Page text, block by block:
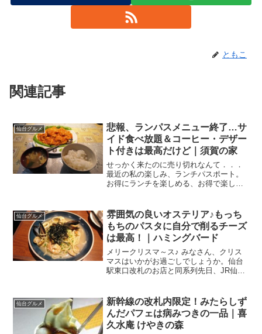
ともこ
関連記事
仙台グルメ
悲報、ランパスメニュー終了…サ
イド食べ放題＆コーヒー・デザー
ト付きは最高だけど｜須賀の家
せっかく来たのに売り切れなんて．．．
最近の私の楽しみ、ランチパスポート。
お得にランチを楽しめる、お得で楽しい
のが楽しいの。そんな、とある平日にラ
ンチタイム、11:50...
仙台グルメ
雰囲気の良いオステリア♪もっち
もちのパスタに自分で削るチーズ
は最高！｜ハミングバード
メリークリスマ～ス♪ みなさん、クリス
マスはいかがお過ごしでしょうか。仙台
駅東口改札のお店と同系列先日、JR仙台
さんでランチをいただきました。ここの
パスタが、太麺．．．...
仙台グルメ
新幹線の改札内限定！みたらしず
んだパフェは病みつきの一品｜喜
久水庵 けやきの森